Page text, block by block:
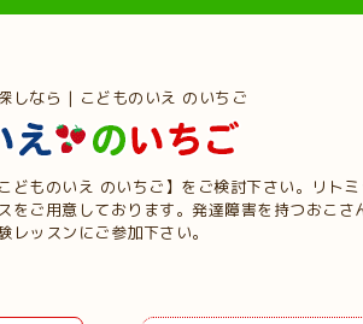
しなら | こどものいえ のいちご
どものいえ のいちご】をご検討下さい。リト
をご用意しております。発達障害を持つおこさ
レッスンにご参加下さい。